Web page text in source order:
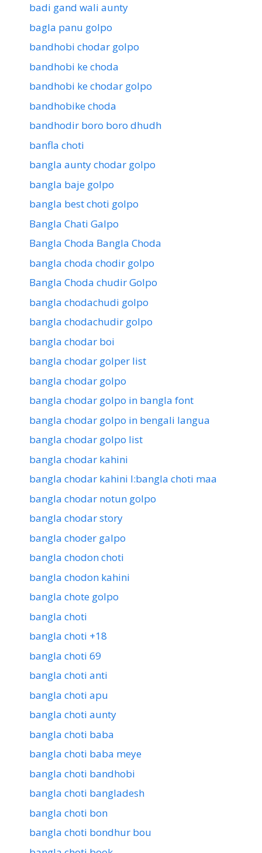
badi gand wali aunty
bagla panu golpo
bandhobi chodar golpo
bandhobi ke choda
bandhobi ke chodar golpo
bandhobike choda
bandhodir boro boro dhudh
banfla choti
bangla aunty chodar golpo
bangla baje golpo
bangla best choti golpo
Bangla Chati Galpo
Bangla Choda Bangla Choda
bangla choda chodir golpo
Bangla Choda chudir Golpo
bangla chodachudi golpo
bangla chodachudir golpo
bangla chodar boi
bangla chodar golper list
bangla chodar golpo
bangla chodar golpo in bangla font
bangla chodar golpo in bengali langua
bangla chodar golpo list
bangla chodar kahini
bangla chodar kahini l:bangla choti maa
bangla chodar notun golpo
bangla chodar story
bangla choder galpo
bangla chodon choti
bangla chodon kahini
bangla chote golpo
bangla choti
bangla choti +18
bangla choti 69
bangla choti anti
bangla choti apu
bangla choti aunty
bangla choti baba
bangla choti baba meye
bangla choti bandhobi
bangla choti bangladesh
bangla choti bon
bangla choti bondhur bou